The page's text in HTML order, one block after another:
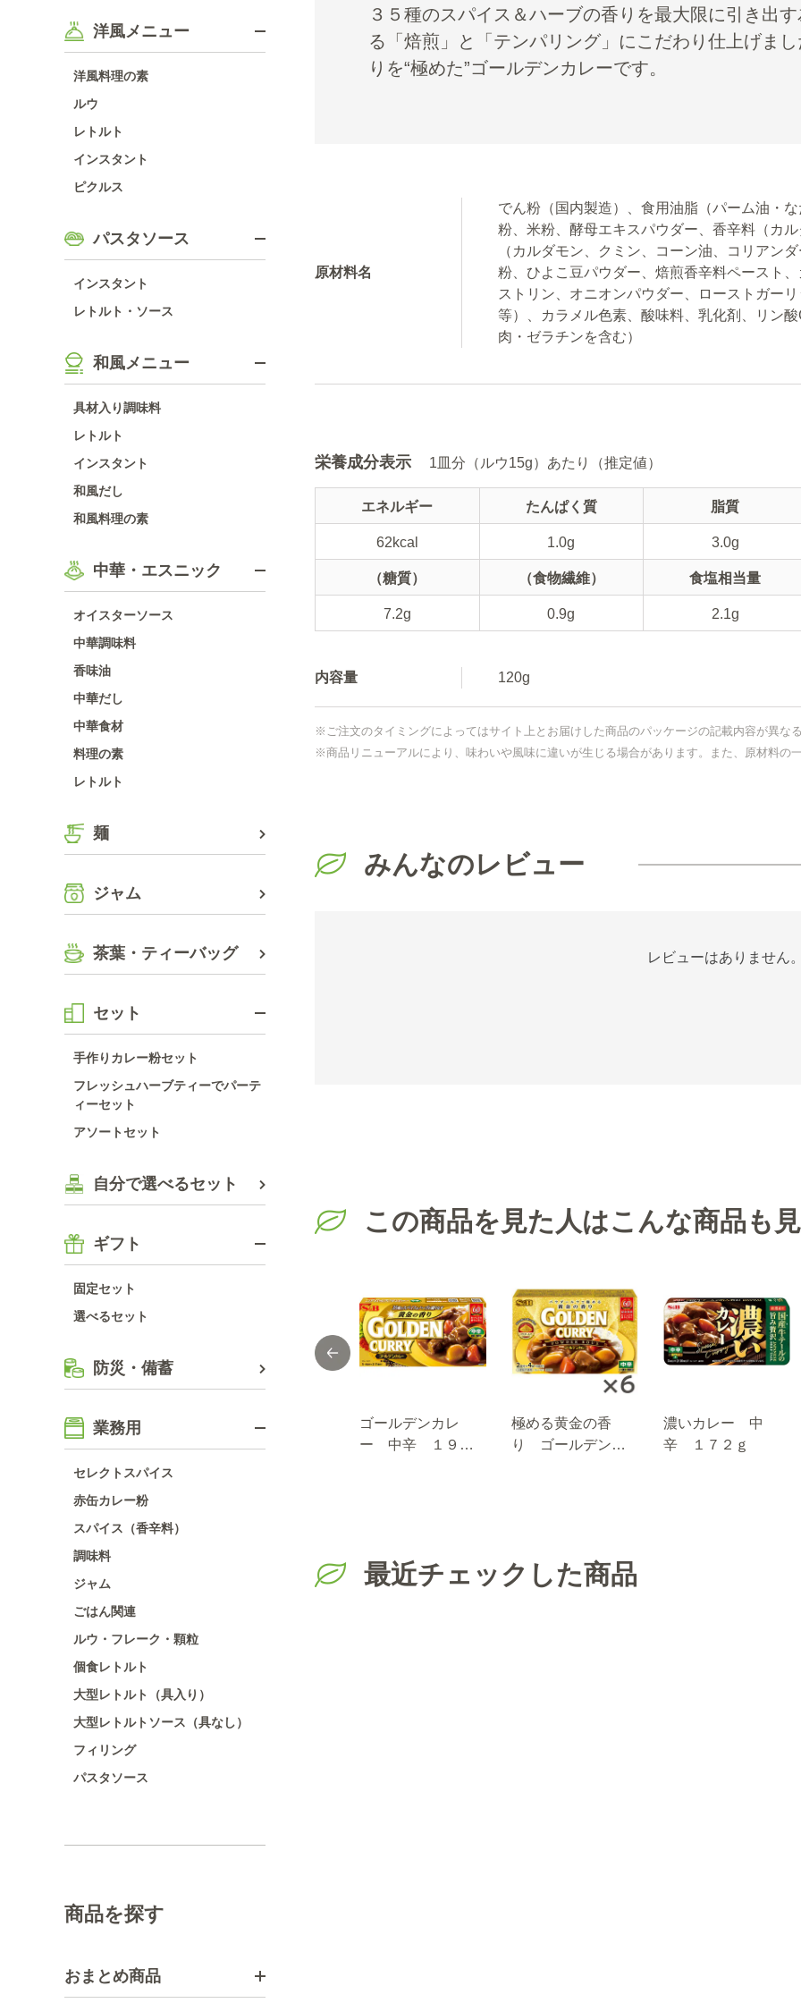
洋風メニュー
洋風料理の素
ルウ
レトルト
インスタント
ピクルス
パスタソース
インスタント
レトルト・ソース
和風メニュー
具材入り調味料
レトルト
インスタント
和風だし
和風料理の素
中華・エスニック
オイスターソース
中華調味料
香味油
中華だし
中華食材
料理の素
レトルト
麺
ジャム
茶葉・ティーバッグ
セット
手作りカレー粉セット
フレッシュハーブティーでパーテ
ィーセット
アソートセット
自分で選べるセット
ギフト
固定セット
選べるセット
防災・備蓄
業務用
セレクトスパイス
赤缶カレー粉
スパイス（香辛料）
調味料
ジャム
ごはん関連
ルウ・フレーク・顆粒
個食レトルト
大型レトルト（具入り）
大型レトルトソース（具なし）
フィリング
パスタソース
商品を探す
おまとめ商品
３５種のスパイス＆ハーブの香りを最大限に引き出
る「焙煎」と「テンパリング」にこだわり仕上げま
りを“極めた”ゴールデンカレーです。
原材料名
でん粉（国内製造）、食用油脂（パーム油・
粉、米粉、酵母エキスパウダー、香辛料（カ
（カルダモン、クミン、コーン油、コリアン
粉、ひよこ豆パウダー、焙煎香辛料ペースト
ストリン、オニオンパウダー、ローストガー
等）、カラメル色素、酸味料、乳化剤、リン
肉・ゼラチンを含む）
栄養成分表示 1皿分（ルウ15g）あたり（推定値）
エネルギー
62kcal
たんぱく質
1.0g
脂質
3.0g
（糖質）
7.2g
（食物繊維）
0.9g
食塩相当量
2.1g
内容量 120g
※ご注文のタイミングによってはサイト上とお届けした商品のパッケージの記載内容が異な
※商品リニューアルにより、味わいや風味に違いが生じる場合があります。また、原材料の
みんなのレビュー
レビューはありません
この商品を見た人はこんな商品も
ゴールデンカレ
辛 ２００ｇ
ゴールデンカレ
ー 中辛 １９８
極める黄金の香
り ゴールデンカ
濃いカレー 中
辛 １７２ｇ
最近チェックした商品